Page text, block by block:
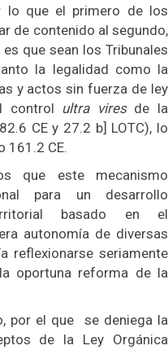
lo que el primero de los
de contenido al segundo,
que sean los Tribunales
la legalidad como la
y actos sin fuerza de ley
control ultra viresde la
CE y 27.2 b] LOTC), lo
161.2 CE.
que este mecanismo
para un desarrollo
basado en el
autonomía de diversas
reflexionarse seriamente
oportuna reforma de la
por el que se deniega la
de la Ley Orgánica